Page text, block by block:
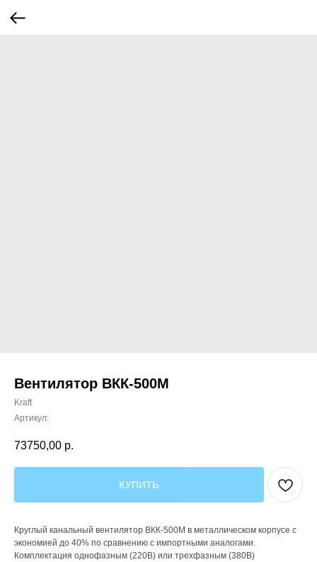
Вентилятор ВКК-500M
Kraft
Артикул:
73750,00 р.
КУПИТЬ
Круглый канальный вентилятор ВКК-500M в металлическом корпусе с
экономией до 40% по сравнению с импортными аналогами.
Комплектация однофазным (220В) или трехфазным (380В)